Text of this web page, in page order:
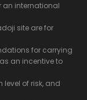
an international
site are for
for carrying
an incentive to
of risk, and